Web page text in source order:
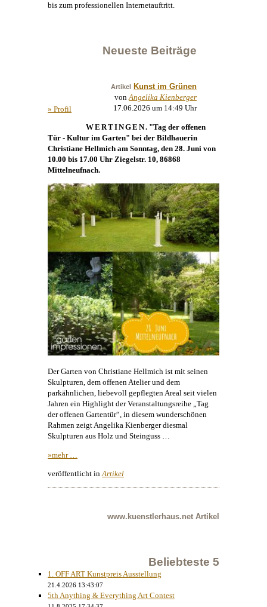
bis zum professionellen Internetauftritt.
Neueste Beiträge
Artikel
Kunst im Grünen
vonAngelika Kienberger
» Profil
17.06.2026 um 14:49 Uhr
WERTINGEN. "Tag der offenen
Tür - Kultur im Garten" bei der Bildhauerin
Christiane Hellmich am Sonntag, den 28. Juni von
10.00 bis 17.00 Uhr Ziegelstr. 10, 86868
Mittelneufnach.
Der Garten von Christiane Hellmich ist mit seinen
Skulpturen, dem offenen Atelier und dem
parkähnlichen, liebevoll gepflegten Areal seit vielen
Jahren ein Highlight der Veranstaltungsreihe „Tag
der offenen Gartentür“, in diesem wunderschönen
Rahmen zeigtAngelika Kienbergerdiesmal
Skulpturen aus Holz und Steinguss …
»mehr …
veröffentlicht in Artikel
www.kuenstlerhaus.net Artikel
Beliebteste 5
1. OFF ART Kunstpreis Ausstellung
21.4.2026 13:43:07
5th Anything & Everything Art Contest